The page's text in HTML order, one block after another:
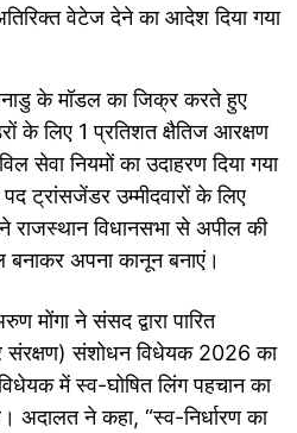
वेटेज देने का आदेश दिया गया
के मॉडल का जिक्र करते हुए
के लिए 1 प्रतिशत क्षैतिज आरक्षण
सेवा नियमों का उदाहरण दिया गया
ट्रांसजेंडर उम्मीदवारों के लिए
राजस्थान विधानसभा से अपील की
बनाकर अपना कानून बनाएं।
ने संसद द्वारा पारित
संरक्षण) संशोधन विधेयक 2026 का
में स्व-घोषित लिंग पहचान का
अदालत ने कहा, “स्व-निर्धारण का